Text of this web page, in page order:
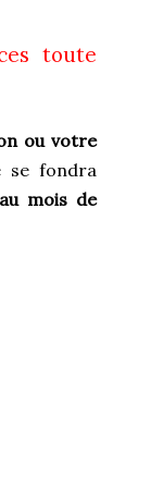
toute
ou votre
se fondra
au mois de